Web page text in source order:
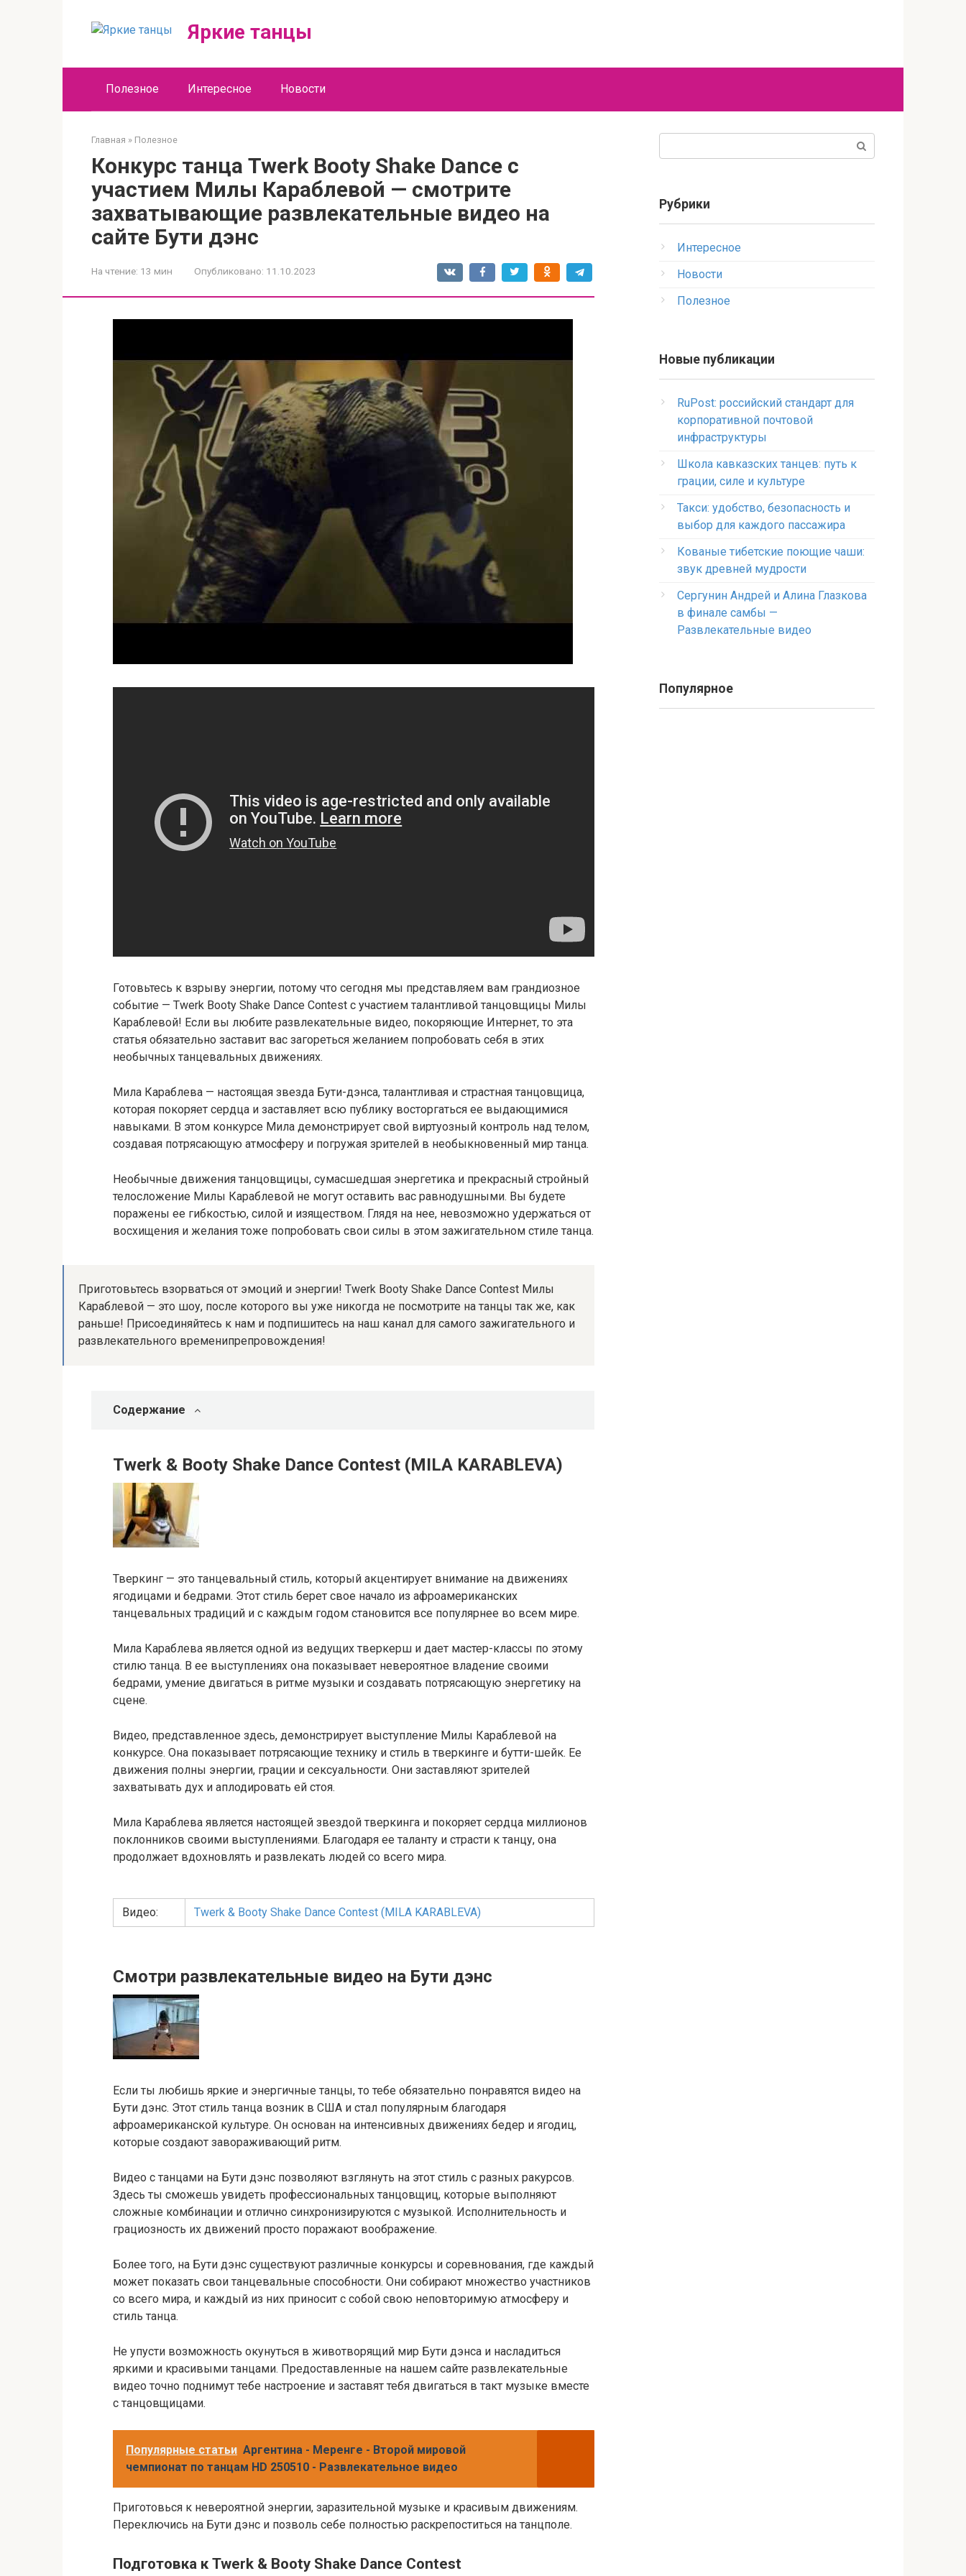
Яркие танцы
Полезное Интересное Новости
Главная » Полезное
Конкурс танца Twerk Booty Shake Dance с
участием Милы Караблевой — смотрите
захватывающие развлекательные видео на
сайте Бути дэнс
На чтение: 13 мин Опубликовано: 11.10.2023
Готовьтесь к взрыву энергии, потому что сегодня мы представляем вам грандиозное
событие — Twerk Booty Shake Dance Contest с участием талантливой танцовщицы Милы
Караблевой! Если вы любите развлекательные видео, покоряющие Интернет, то эта
статья обязательно заставит вас загореться желанием попробовать себя в этих
необычных танцевальных движениях.
Мила Караблева — настоящая звезда Бути-дэнса, талантливая и страстная танцовщица,
которая покоряет сердца и заставляет всю публику восторгаться ее выдающимися
навыками. В этом конкурсе Мила демонстрирует свой виртуозный контроль над телом,
создавая потрясающую атмосферу и погружая зрителей в необыкновенный мир танца.
Необычные движения танцовщицы, сумасшедшая энергетика и прекрасный стройный
телосложение Милы Караблевой не могут оставить вас равнодушными. Вы будете
поражены ее гибкостью, силой и изяществом. Глядя на нее, невозможно удержаться от
восхищения и желания тоже попробовать свои силы в этом зажигательном стиле танца.
Приготовьтесь взорваться от эмоций и энергии! Twerk Booty Shake Dance Contest Милы
Караблевой — это шоу, после которого вы уже никогда не посмотрите на танцы так же, как
раньше! Присоединяйтесь к нам и подпишитесь на наш канал для самого зажигательного и
развлекательного временипрепровождения!
Содержание
Twerk & Booty Shake Dance Contest (MILA KARABLEVA)
Тверкинг — это танцевальный стиль, который акцентирует внимание на движениях
ягодицами и бедрами. Этот стиль берет свое начало из афроамериканских
танцевальных традиций и с каждым годом становится все популярнее во всем мире.
Мила Караблева является одной из ведущих тверкерш и дает мастер-классы по этому
стилю танца. В ее выступлениях она показывает невероятное владение своими
бедрами, умение двигаться в ритме музыки и создавать потрясающую энергетику на
сцене.
Видео, представленное здесь, демонстрирует выступление Милы Караблевой на
конкурсе. Она показывает потрясающие технику и стиль в тверкинге и бутти-шейк. Ее
движения полны энергии, грации и сексуальности. Они заставляют зрителей
захватывать дух и аплодировать ей стоя.
Мила Караблева является настоящей звездой тверкинга и покоряет сердца миллионов
поклонников своими выступлениями. Благодаря ее таланту и страсти к танцу, она
продолжает вдохновлять и развлекать людей со всего мира.
Видео: Twerk & Booty Shake Dance Contest (MILA KARABLEVA)
Смотри развлекательные видео на Бути дэнс
Если ты любишь яркие и энергичные танцы, то тебе обязательно понравятся видео на
Бути дэнс. Этот стиль танца возник в США и стал популярным благодаря
афроамериканской культуре. Он основан на интенсивных движениях бедер и ягодиц,
которые создают завораживающий ритм.
Видео с танцами на Бути дэнс позволяют взглянуть на этот стиль с разных ракурсов.
Здесь ты сможешь увидеть профессиональных танцовщиц, которые выполняют
сложные комбинации и отлично синхронизируются с музыкой. Исполнительность и
грациозность их движений просто поражают воображение.
Более того, на Бути дэнс существуют различные конкурсы и соревнования, где каждый
может показать свои танцевальные способности. Они собирают множество участников
со всего мира, и каждый из них приносит с собой свою неповторимую атмосферу и
стиль танца.
Не упусти возможность окунуться в животворящий мир Бути дэнса и насладиться
яркими и красивыми танцами. Предоставленные на нашем сайте развлекательные
видео точно поднимут тебе настроение и заставят тебя двигаться в такт музыке вместе
с танцовщицами.
Популярные статьи Аргентина - Меренге - Второй мировой
чемпионат по танцам HD 250510 - Развлекательное видео
Приготовься к невероятной энергии, заразительной музыке и красивым движениям.
Переключись на Бути дэнс и позволь себе полностью раскрепоститься на танцполе.
Подготовка к Twerk & Booty Shake Dance Contest
Рубрики
Интересное
Новости
Полезное
Новые публикации
RuPost: российский стандарт для
корпоративной почтовой
инфраструктуры
Школа кавказских танцев: путь к
грации, силе и культуре
Такси: удобство, безопасность и
выбор для каждого пассажира
Кованые тибетские поющие чаши:
звук древней мудрости
Сергунин Андрей и Алина Глазкова
в финале самбы —
Развлекательные видео
Популярное